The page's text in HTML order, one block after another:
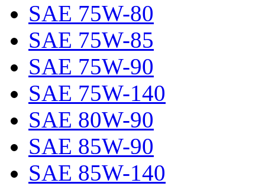
SAE 75W-80
SAE 75W-85
SAE 75W-90
SAE 75W-140
SAE 80W-90
SAE 85W-90
SAE 85W-140